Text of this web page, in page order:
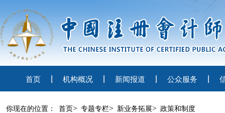
首页 机构概况 新闻报道 公众服务
你现在的位置： 首页> 专题专栏> 新业务拓展> 政策和制度